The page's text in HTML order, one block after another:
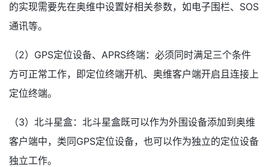
的实现需要先在奥维中设置好相关参数，如电子围栏、SOS
通讯等。
（2）GPS定位设备、APRS终端：必须同时满足三个条件
方可正常工作，即定位终端开机、奥维客户端开启且连接上
定位终端。
（3）北斗星盒：北斗星盒既可以作为外围设备添加到奥维
客户端中，类同GPS定位设备，也可以作为独立的定位设备
独立工作。